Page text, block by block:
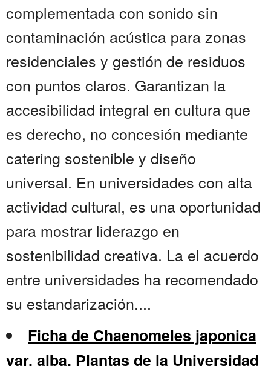
complementada con sonido sin
contaminación acústica para zonas
residenciales y gestión de residuos
con puntos claros. Garantizan la
accesibilidad integral en cultura que
es derecho, no concesión mediante
catering sostenible y diseño
universal. En universidades con alta
actividad cultural, es una oportunidad
para mostrar liderazgo en
sostenibilidad creativa. La el acuerdo
entre universidades ha recomendado
su estandarización....
Ficha de Chaenomeles japonica
var. alba. Plantas de la Universidad